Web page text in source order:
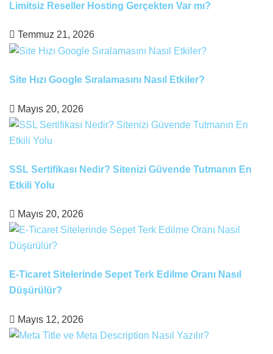
Limitsiz Reseller Hosting Gerçekten Var mı?
Temmuz 21, 2026
Site Hızı Google Sıralamasını Nasıl Etkiler?
Mayıs 20, 2026
SSL Sertifikası Nedir? Sitenizi Güvende Tutmanın En
Etkili Yolu
Mayıs 20, 2026
E-Ticaret Sitelerinde Sepet Terk Edilme Oranı Nasıl
Düşürülür?
Mayıs 12, 2026